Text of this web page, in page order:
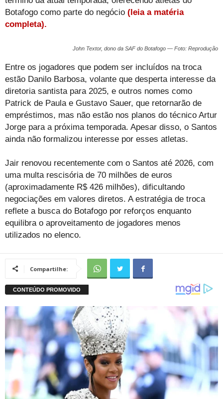
Botafogo como parte do negócio (leia a matéria
completa).
John Textor, dono da SAF do Botafogo — Foto: Reprodução
Entre os jogadores que podem ser incluídos na troca
estão Danilo Barbosa, volante que desperta interesse da
diretoria santista para 2025, e outros nomes como
Patrick de Paula e Gustavo Sauer, que retornarão de
empréstimos, mas não estão nos planos do técnico Artur
Jorge para a próxima temporada. Apesar disso, o Santos
ainda não formalizou interesse por esses atletas.
Jair renovou recentemente com o Santos até 2026, com
uma multa rescisória de 70 milhões de euros
(aproximadamente R$ 426 milhões), dificultando
negociações em valores diretos. A estratégia de troca
reflete a busca do Botafogo por reforços enquanto
equilibra o aproveitamento de jogadores menos
utilizados no elenco.
Compartilhe: